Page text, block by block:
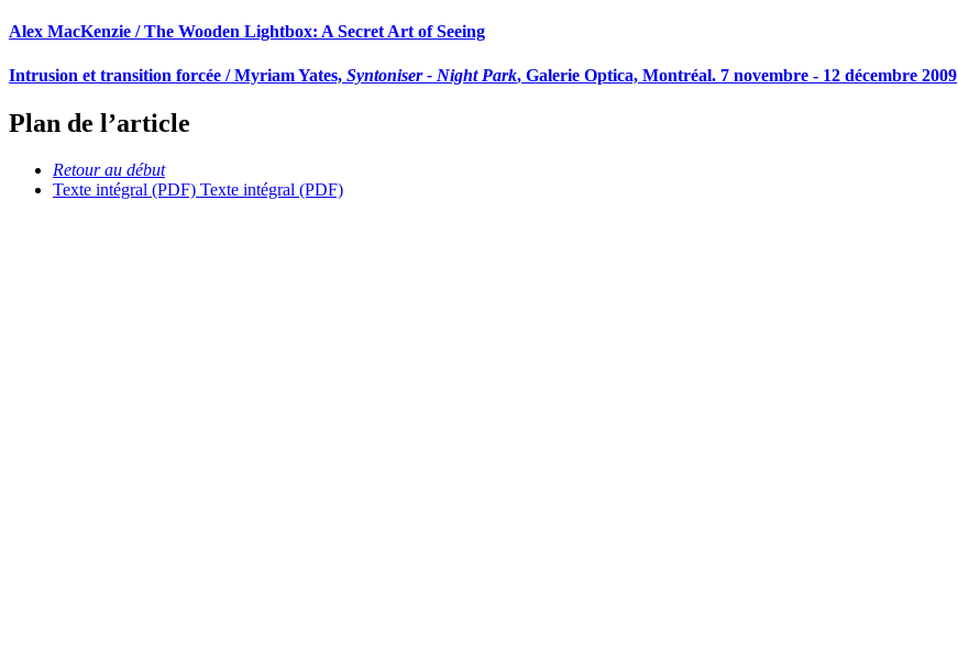
Alex MacKenzie / The Wooden Lightbox: A Secret Art of Seeing
Intrusion et transition forcée / Myriam Yates, Syntoniser - Night Park, Galerie Optica, Montréal. 7 novembre - 12 décembre 2009
Plan de l’article
Retour au début
Texte intégral (PDF) Texte intégral (PDF)